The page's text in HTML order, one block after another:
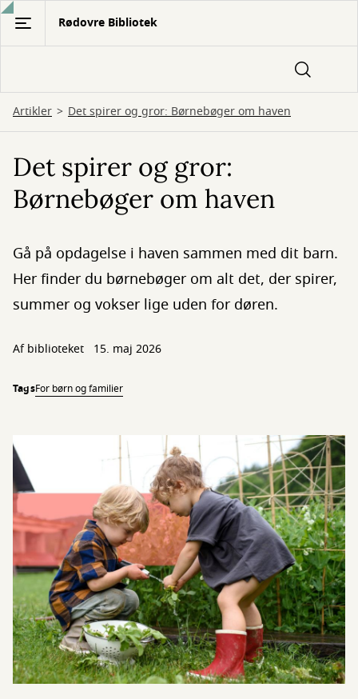
Gå
hovedindhold
Rødovre Bibliotek
Artikler Det spirer og gror: Børnebøger om haven
Det spirer og gror:
Børnebøger om haven
Gå på opdagelse i haven sammen med dit barn.
Her finder du børnebøger om alt det, der spirer,
summer og vokser lige uden for døren.
Af biblioteket 15. maj 2026
TagsFor børn og familier